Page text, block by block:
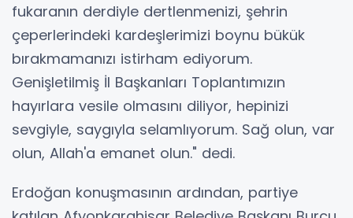
fukaranın derdiyle dertlenmenizi, şehrin
çeperlerindeki kardeşlerimizi boynu bükük
bırakmamanızı istirham ediyorum.
Genişletilmiş İl Başkanları Toplantımızın
hayırlara vesile olmasını diliyor, hepinizi
sevgiyle, saygıyla selamlıyorum. Sağ olun, var
olun, Allah'a emanet olun." dedi.
Erdoğan konuşmasının ardından, partiye